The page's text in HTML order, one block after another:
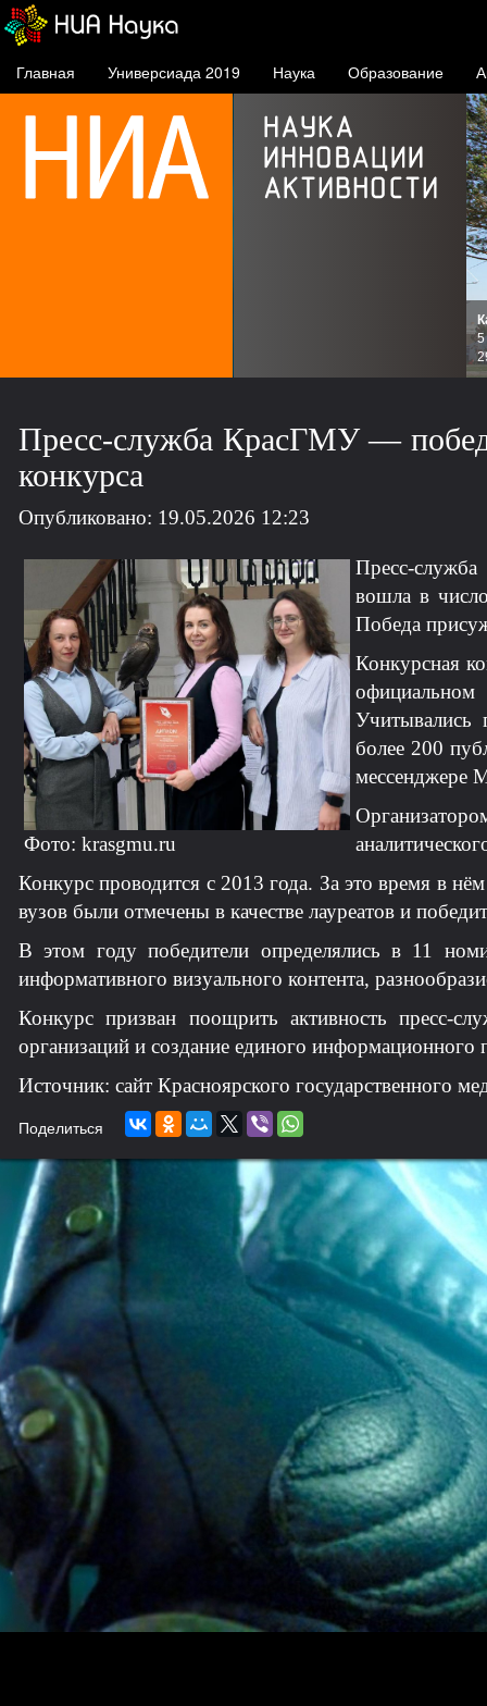
Главная Универсиада 2019 Наука Образование
5
Пресс-служба КрасГМУ —
конкурса
Опубликовано: 19.05.2026 12:23
Фото: krasgmu.ru
Пресс-
вошла в
Победа
Конкурсная
Учитывались
более 200
мессенджере
Конкурс проводится с 2013 года. За это время в
вузов были отмечены в качестве лауреатов и
В этом году победители определялись в 11
информативного визуального контента,
Конкурс призван поощрить активность пресс-
организаций и создание единого информационного
Источник: сайт Красноярского государственного
Поделиться